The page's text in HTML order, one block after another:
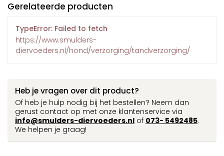
Gerelateerde producten
TypeError: Failed to fetch
https://www.smulders-
diervoeders.nl/hond/verzorging/tandverzorging/
Heb je vragen over dit product?
Of heb je hulp nodig bij het bestellen? Neem dan
gerust contact op met onze klantenservice via
info@smulders-diervoeders.nl of 073- 5492485.
We helpen je graag!